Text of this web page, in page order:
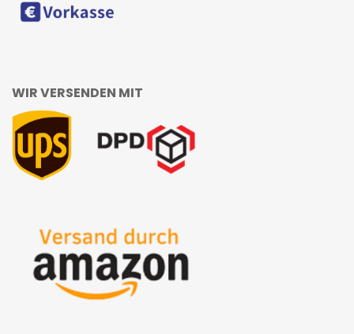
WIR VERSENDEN MIT